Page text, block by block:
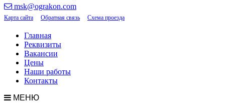
msk@ograkon.com
Карта сайта Обратная связь Схема проезда
Главная
Реквизиты
Вакансии
Цены
Наши работы
Контакты
МЕНЮ